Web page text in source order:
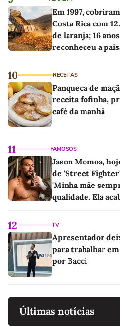
Em 1997,
Costa Rica com
de laranja; 16
reconheceu a
10 RECEITAS
Panqueca de
receita fofinha,
café da manhã
11 FAMOSOS
Jason Momoa,
de 'Street
'Minha mãe
qualidade. Ela
12 TV
Apresentador
para trabalhar
por Bacci
Últimas notícias